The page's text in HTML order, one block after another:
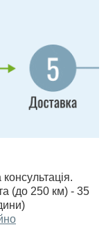
(до 250 км) - 35